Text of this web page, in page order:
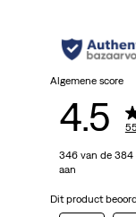
sterren.
556
beoordelingen
Algemene score
4.5
346 van de 384
aan
Dit product